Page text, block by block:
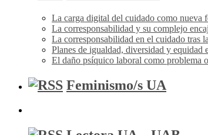
La carga digital del cuidado como nueva
La corresponsabilidad y su complejo
La corresponsabilidad en el cuidado tras
Planes de igualdad, diversidad y
El daño psíquico laboral como problema
Feminismo/s UA